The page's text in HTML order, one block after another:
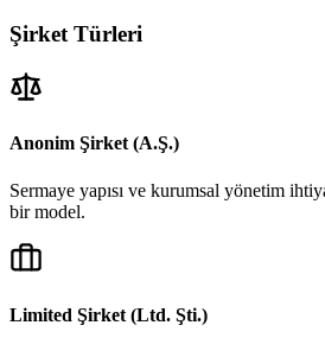
Şirket Türleri
Anonim Şirket (A.Ş.)
Sermaye yapısı ve kurumsal yönetim
bir model.
Limited Şirket (Ltd. Şti.)